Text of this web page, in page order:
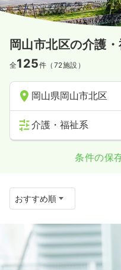
岡山市北区の介護
全125件（72施設）
岡山県岡山市北区
介護・福祉系
条件の保